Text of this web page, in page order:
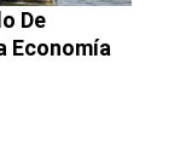
De
Economía